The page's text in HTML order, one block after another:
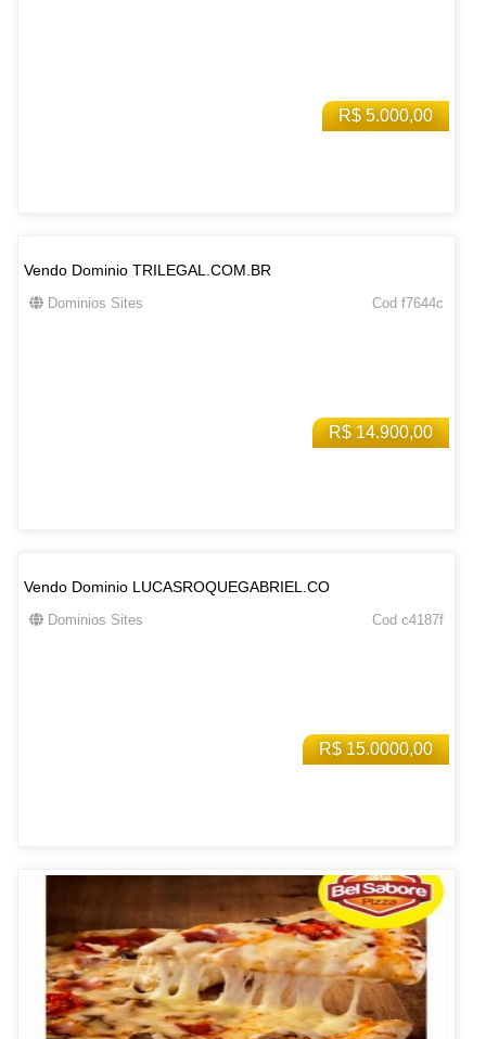
R$ 5.000,00
R$ 14.900,00
Vendo Dominio TRILEGAL.COM.BR
Dominios Sites Cod f7644c
R$ 15.0000,00
Vendo Dominio LUCASROQUEGABRIEL.CO
Dominios Sites Cod c4187f